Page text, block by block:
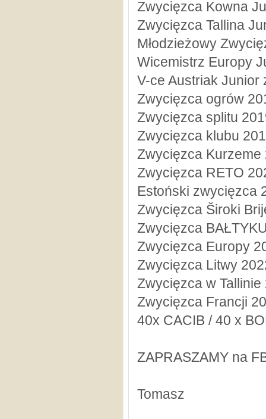
Zwycięzca Kowna
Zwycięzca Tallina
Młodzieżowy
Wicemistrz Europy
V-ce Austriak Junior
Zwycięzca ogrów
Zwycięzca splitu
Zwycięzca klubu
Zwycięzca Kurzeme
Zwycięzca RETO
Estoński zwycięzca
Zwycięzca Široki
Zwycięzca
Zwycięzca Europy
Zwycięzca Litwy
Zwycięzca w Tallinie
Zwycięzca Francji
40x CACIB / 40 x
ZAPRASZAMY na
Tomasz